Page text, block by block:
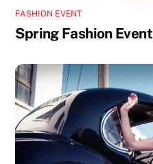
FASHION EVENT
Spring Fashion Event